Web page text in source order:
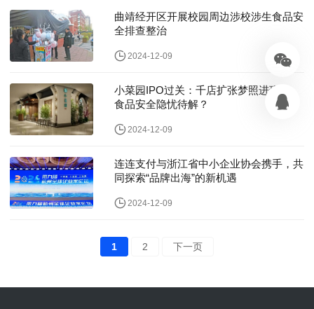
曲靖经开区开展校园周边涉校涉生食品安
全排查整治
2024-12-09
小菜园IPO过关：千店扩张梦照进现实，
食品安全隐忧待解？
2024-12-09
连连支付与浙江省中小企业协会携手，共
同探索“品牌出海”的新机遇
2024-12-09
1 2 下一页